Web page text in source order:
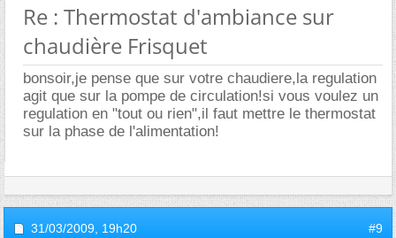
Re : Thermostat d'ambiance sur
chaudière Frisquet
bonsoir,je pense que sur votre chaudiere,la regulation
agit que sur la pompe de circulation!si vous voulez un
regulation en "tout ou rien",il faut mettre le thermostat
sur la phase de l'alimentation!
31/03/2009, 19h20 #9